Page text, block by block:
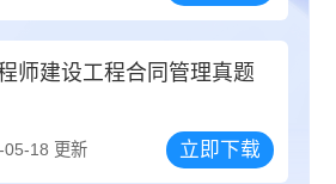
师建设工程合同管理真题
05-18 更新 立即下载